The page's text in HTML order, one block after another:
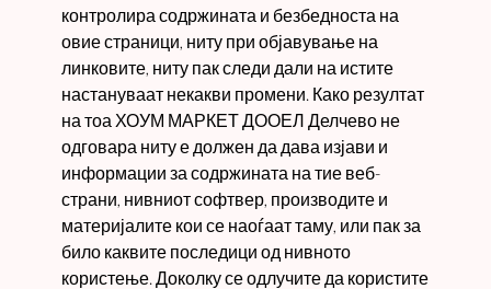
контролира содржината и безбедноста на
овие страници, ниту при објавување на
линковите, ниту пак следи дали на истите
настануваат некакви промени. Како резултат
на тоа ХОУМ МАРКЕТ ДООЕЛ Делчево не
одговара ниту е должен да дава изјави и
информации за содржината на тие веб-
страни, нивниот софтвер, производите и
материјалите кои се наоѓаат таму, или пак за
било каквите последици од нивното
користење. Доколку се одлучите да користите